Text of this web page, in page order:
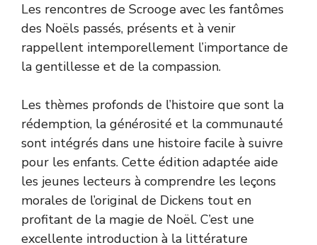
Les rencontres de Scrooge avec les fantômes
des Noëls passés, présents et à venir
rappellent intemporellement l’importance de
la gentillesse et de la compassion.
Les thèmes profonds de l’histoire que sont la
rédemption, la générosité et la communauté
sont intégrés dans une histoire facile à suivre
pour les enfants. Cette édition adaptée aide
les jeunes lecteurs à comprendre les leçons
morales de l’original de Dickens tout en
profitant de la magie de Noël. C’est une
excellente introduction à la littérature